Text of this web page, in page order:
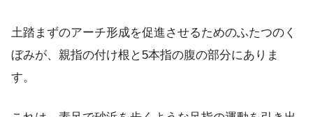
土踏まずのアーチ形成を促進させるためのふたつのく
ぼみが、親指の付け根と5本指の腹の部分にありま
す。